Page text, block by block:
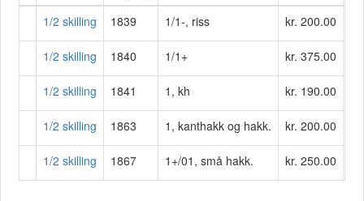
1/2 skilling
1839 1/1-, riss kr. 200.00
1/2 skilling 1840 1/1+ kr. 375.00
1/2 skilling 1841 1, kh kr. 190.00
1/2 skilling 1863 1, kanthakk og hakk. kr. 200.00
1/2 skilling 1867 1+/01, små hakk. kr. 250.00